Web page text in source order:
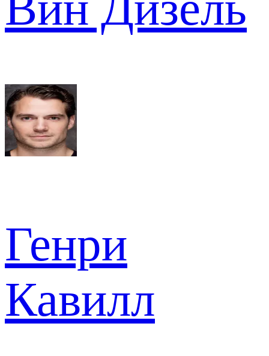
Генри
Кавилл